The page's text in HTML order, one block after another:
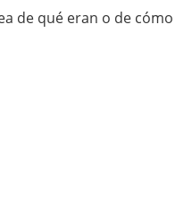
de qué eran o de cómo